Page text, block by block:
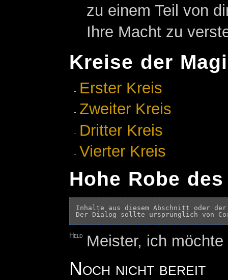
zu einem Teil von
Ihre Macht zu
Kreise der
Erster Kreis
Zweiter Kreis
Dritter Kreis
Vierter Kreis
Hohe Robe
Inhalte aus diesem Abschnitt oder
Held Meister, ich
Noch nicht bereit